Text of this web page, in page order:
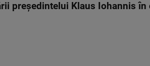
președintelui Klaus Iohannis în